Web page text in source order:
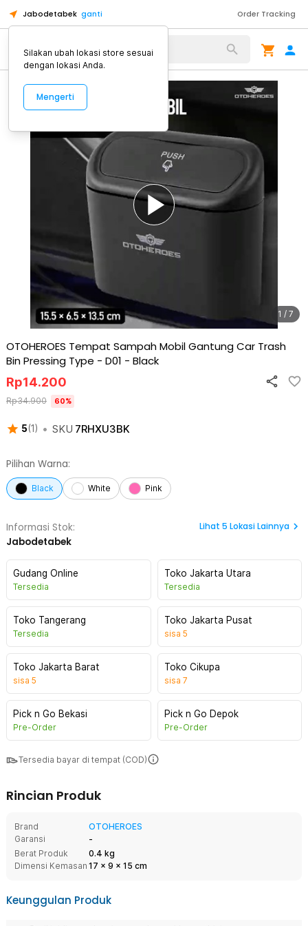
Jabodetabek ganti Order Tracking
Alat Kopi
1 / 7
OTOHEROES Tempat Sampah Mobil Gantung Car Trash
Bin Pressing Type - D01 - Black
5(1 ) • SKU 7RHXU3BK
Rp14.200
Rp34.900 60%
Pilihan Warna:
Black White Pink
Informasi Stok:
Jabodetabek
Lihat 5 Lokasi Lainnya
Gudang Online
Tersedia
Toko Jakarta Utara
Tersedia
Toko Tangerang
Tersedia
Toko Jakarta Pusat
sisa 5
Toko Jakarta Barat
sisa 5
Toko Cikupa
sisa 7
Pick n Go Bekasi
Pre-Order
Pick n Go Depok
Pre-Order
Tersedia bayar di tempat (COD)
Rincian Produk
Brand
OTOHEROES
Garansi
-
Berat Produk
0.4 kg
Dimensi Kemasan 17 x 9 x 15 cm
Keunggulan Produk
Silakan ubah lokasi store sesuai
dengan lokasi Anda.
Mengerti